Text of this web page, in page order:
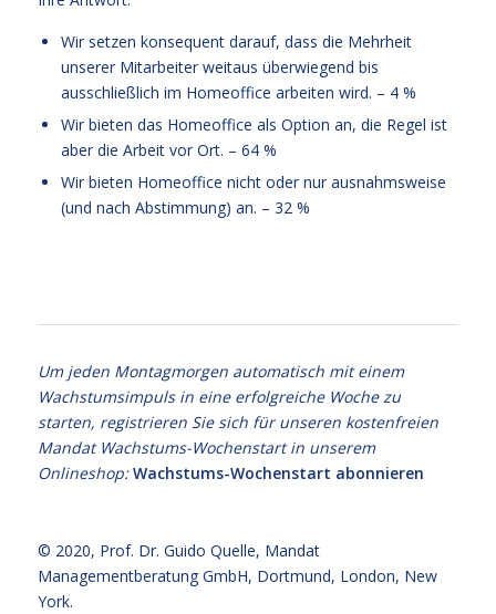
Wir setzen konsequent darauf, dass die Mehrheit
unserer Mitarbeiter weitaus überwiegend bis
ausschließlich im Homeoffice arbeiten wird. – 4 %
Wir bieten das Homeoffice als Option an, die Regel ist
aber die Arbeit vor Ort. – 64 %
Wir bieten Homeoffice nicht oder nur ausnahmsweise
(und nach Abstimmung) an. – 32 %
Um jeden Montagmorgen automatisch mit einem
Wachstumsimpuls in eine erfolgreiche Woche zu
starten, registrieren Sie sich für unseren kostenfreien
Mandat Wachstums-Wochenstart in unserem
Onlineshop:Wachstums-Wochenstart abonnieren
© 2020, Prof. Dr. Guido Quelle, Mandat
Managementberatung GmbH, Dortmund, London, New
York.